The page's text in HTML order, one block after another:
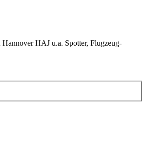
HAJ u.a. Spotter, Flugzeug-